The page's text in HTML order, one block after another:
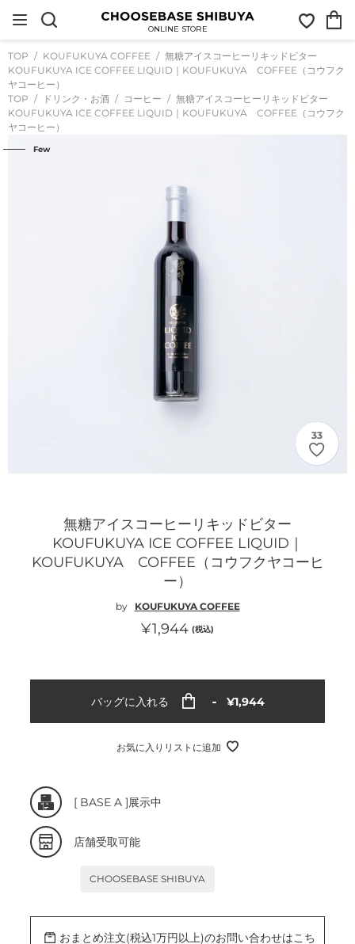
ONLINE STORE
お
気
入
り
カ
ー
TOP KOUFUKUYA COFFEE
無糖アイスコーヒーリキッドビター
KOUFUKUYA ICE COFFEE LIQUID｜KOUFUKUYA COFFEE（コウフク
ヤコーヒー）
TOP
ドリンク・お酒 コーヒー
無糖アイスコーヒーリキッドビター
KOUFUKUYA ICE COFFEE LIQUID｜KOUFUKUYA COFFEE（コウフク
ヤコーヒー）
Few
33
無糖アイスコーヒーリキッドビター
KOUFUKUYA ICE COFFEE LIQUID｜
KOUFUKUYA COFFEE（コウフクヤコーヒ
ー）
by KOUFUKUYA COFFEE
通
格
¥1,944 (税込)
バッグに入れる 通
価
¥1,944
お気に入りリストに追加
カ
ー
ト
に
商
品
[ BASE A ]展示中
店舗受取可能
CHOOSEBASE SHIBUYA
おまとめ注文(税込1万円以上)のお問い合わせはこち